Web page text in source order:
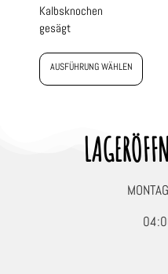
Kalbsknochen
gesägt
AUSFÜHRUNG WÄHLEN